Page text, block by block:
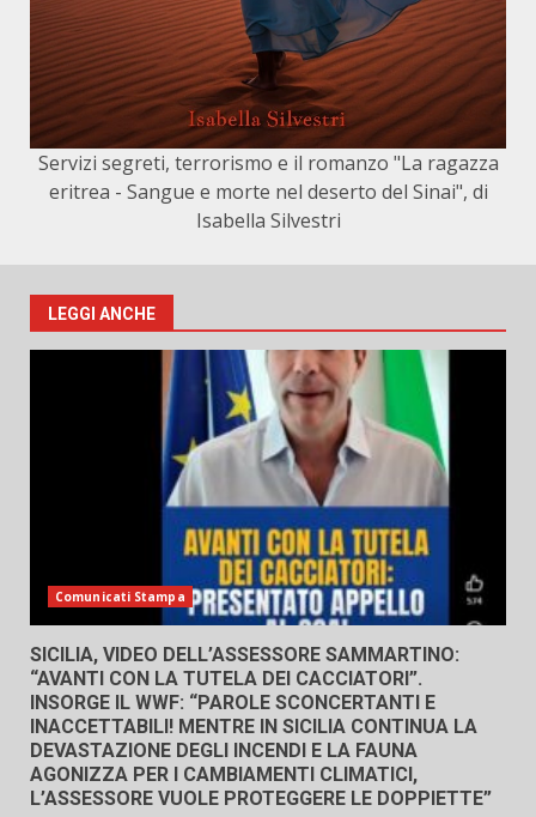
Servizi segreti, terrorismo e il romanzo "La ragazza
eritrea - Sangue e morte nel deserto del Sinai", di
Isabella Silvestri
LEGGI ANCHE
Comunicati Stampa
SICILIA, VIDEO DELL’ASSESSORE SAMMARTINO:
“AVANTI CON LA TUTELA DEI CACCIATORI”.
INSORGE IL WWF: “PAROLE SCONCERTANTI E
INACCETTABILI! MENTRE IN SICILIA CONTINUA LA
DEVASTAZIONE DEGLI INCENDI E LA FAUNA
AGONIZZA PER I CAMBIAMENTI CLIMATICI,
L’ASSESSORE VUOLE PROTEGGERE LE DOPPIETTE”